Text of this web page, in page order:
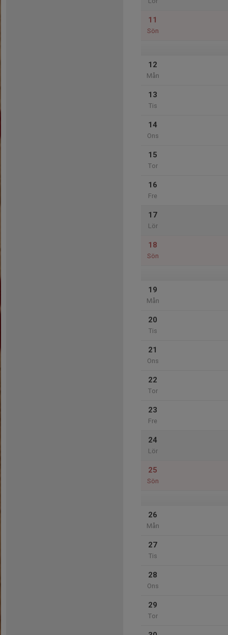
11
Sön
12
Mån
13
Tis
14
Ons
15
Tor
16
Fre
17
Lör
18
Sön
19
Mån
20
Tis
21
Ons
22
Tor
23
Fre
24
Lör
25
Sön
26
Mån
27
Tis
28
Ons
29
Tor